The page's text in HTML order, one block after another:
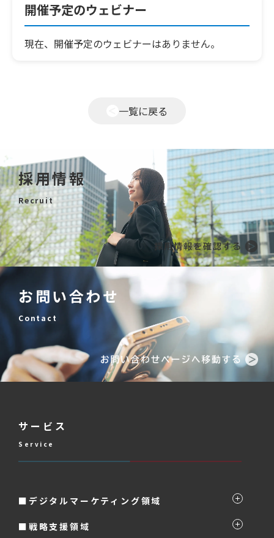
開催予定のウェビナー
現在、開催予定のウェビナーはありません。
一覧に戻る
採用情報
Recruit
お問い合わせ
Contact
サービス
Service
■デジタルマーケティング領域
■戦略支援領域